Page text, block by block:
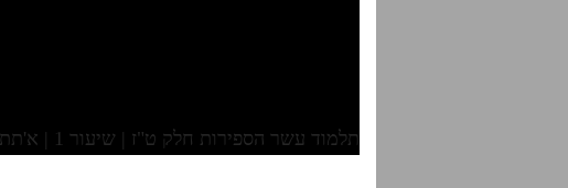
תלמוד עשר הספירות חלק ט"ז | שיעור 1 | א'תתפ"ז-תתפ"ח